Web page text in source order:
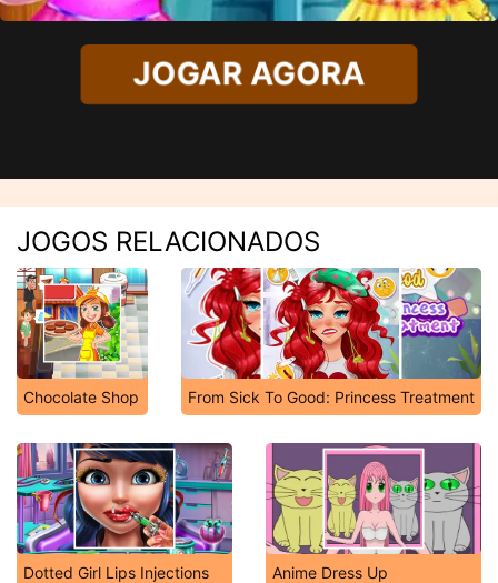
JOGAR AGORA
JOGOS RELACIONADOS
Chocolate Shop From Sick To Good: Princess Treatment
Dotted Girl Lips Injections Anime Dress Up